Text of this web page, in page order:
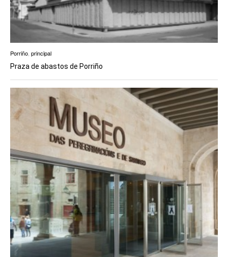
Porriño principal
Praza de abastos de Porriño